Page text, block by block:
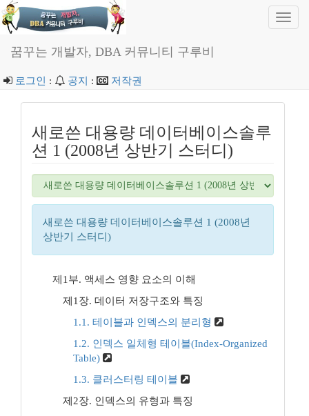
꿈꾸는 개발자, DBA 커뮤니티 구루비
로그인 : 공지 : 저작권
새로쓴 대용량 데이터베이스솔루
션 1 (2008년 상반기 스터디)
새로쓴 대용량 데이터베이스솔루션 1 (2008년
상반기 스터디)
제1부. 액세스 영향 요소의 이해
제1장. 데이터 저장구조와 특징
1.1. 테이블과 인덱스의 분리형
1.2. 인덱스 일체형 테이블(Index-Organized
Table)
1.3. 클러스터링 테이블
제2장. 인덱스의 유형과 특징